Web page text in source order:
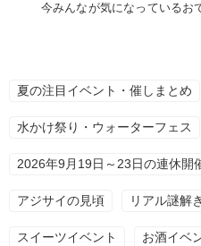
今みんなが気になっているお
夏の注目イベント・催しまとめ
水かけ祭り・ウォーターフェス
2026年9月19日～23日の連休開
アジサイの見頃 リアル謎解
スイーツイベント お酒イベ